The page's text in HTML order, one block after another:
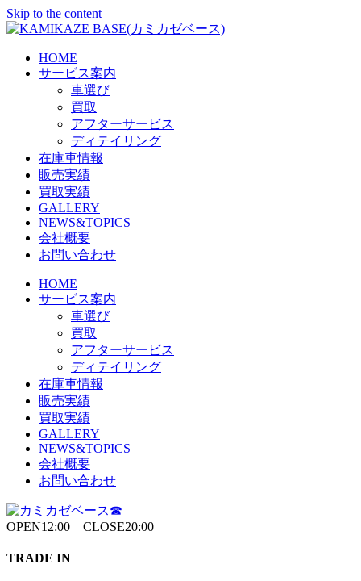
Skip to the content
HOME
サービス案内
車選び
買取
アフターサービス
ディテイリング
在庫車情報
販売実績
買取実績
GALLERY
NEWS&TOPICS
会社概要
お問い合わせ
HOME
サービス案内
車選び
買取
アフターサービス
ディテイリング
在庫車情報
販売実績
買取実績
GALLERY
NEWS&TOPICS
会社概要
お問い合わせ
OPEN12:00 CLOSE20:00
TRADE IN